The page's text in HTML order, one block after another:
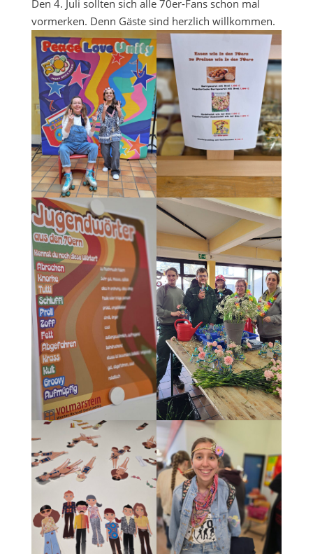
Den 4. Juli sollten sich alle 70er-Fans schon mal
vormerken. Denn Gäste sind herzlich willkommen.